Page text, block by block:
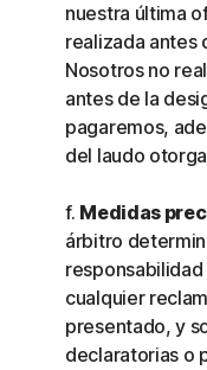
nuestra última
realizada antes
Nosotros no
antes de la
pagaremos,
del laudo
f. Medidas
árbitro
cualquier
presentado, y
declaratorias o